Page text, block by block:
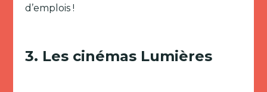
d’emplois !
3. Les cinémas Lumières